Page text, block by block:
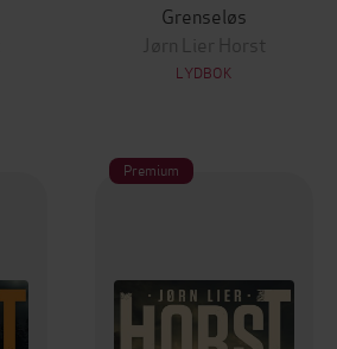
Grenseløs
Jørn Lier Horst
LYDBOK
Premium